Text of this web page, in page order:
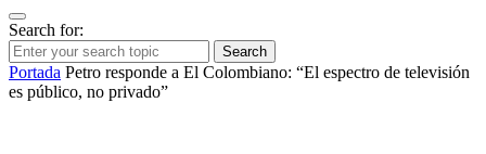
Search for:
Search
Portada Petro responde a El Colombiano: “El espectro de televisión
es público, no privado”